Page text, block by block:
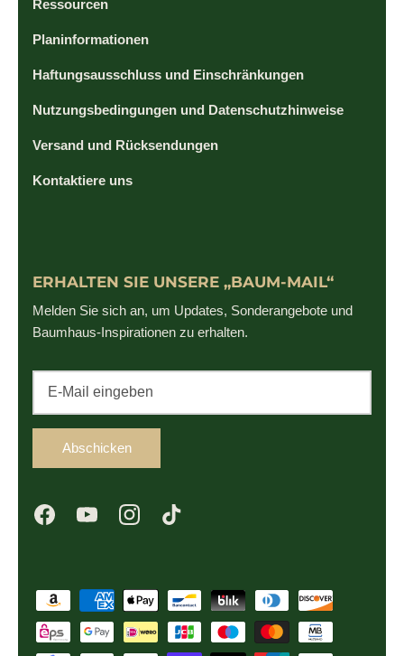
Ressourcen
Planinformationen
Haftungsausschluss und Einschränkungen
Nutzungsbedingungen und Datenschutzhinweise
Versand und Rücksendungen
Kontaktiere uns
ERHALTEN SIE UNSERE „BAUM-MAIL“
Melden Sie sich an, um Updates, Sonderangebote und
Baumhaus-Inspirationen zu erhalten.
Abschicken